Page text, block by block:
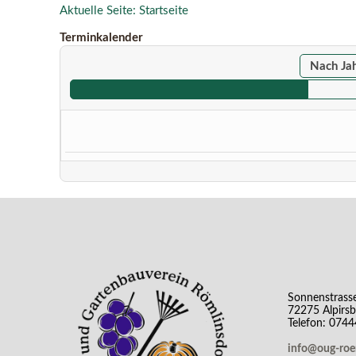
Aktuelle Seite: Startseite
Terminkalender
Nach
72275
Telefon:
info@oug-